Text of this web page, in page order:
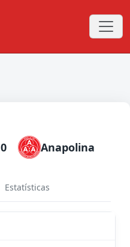
0 Anapolina
Estatísticas